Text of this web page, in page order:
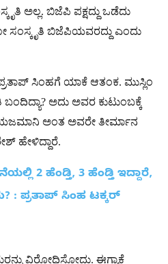
ಅಲ್ಲ. ಬಿಜೆಪಿ ಪಕ್ಷದ್ದು ಒಡೆದು
ಬಿಜೆಪಿಯವರದ್ದು ಎಂದು
ಸಿಂಹಗೆ ಯಾಕೆ ಆತಂಕ. ಮುಸ್ಲಿಂ
ಅದು ಅವರ ಕುಟುಂಬಕ್ಕೆ
ಅಂತ ಅವರೇ ತೀರ್ಮಾನ
ಹೇಳಿದ್ದಾರೆ.
2 ಹೆಂಡ್ತಿ, 3 ಹೆಂಡ್ತಿ ಇದ್ದಾರೆ,
: ಪ್ರತಾಪ್ ಸಿಂಹ ಟಕ್ಕರ್
ವಿರೋಧಿಸೋದು. ಈಗ್ಯಾಕೆ